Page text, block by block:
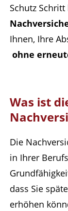
Schutz
Ihnen, Ihre
ohne
Was ist
Die
in Ihrer
dass Sie
erhöhen